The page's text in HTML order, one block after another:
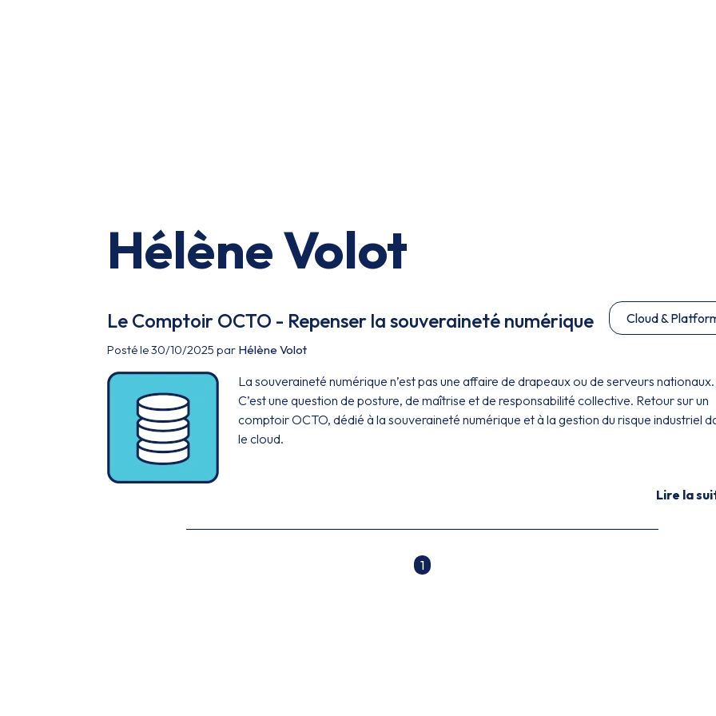
Hélène Volot
Le Comptoir OCTO - Repenser la souveraineté numérique Cloud &
Posté le 30/10/2025 par Hélène Volot
La souveraineté numérique n’est pas une affaire de drapeaux ou de serveurs nationaux.
C’est une question de posture, de maîtrise et de responsabilité collective. Retour sur un
comptoir OCTO, dédié à la souveraineté numérique et à la gestion du risque industriel
le cloud.
Lire la
1